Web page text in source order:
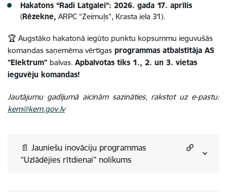
Hakatons “Radi Latgalei”: 2026. gada 17. aprīlis
(Rēzekne, ARPC “Zeimuļs”, Krasta iela 31).
🏆 Augstāko hakatonā iegūto punktu kopsummu ieguvušās
komandas saņemēma vērtīgas programmas atbalstītāja AS
"Elektrum" balvas. Apbalvotas tiks 1., 2. un 3. vietas
ieguvēju komandas!
Jautājumu gadījumā aicinām sazināties, rakstot uz e-pastu:
kem@kem.gov.lv
📄 Jauniešu inovāciju programmas
“Uzlādējies rītdienai” nolikums